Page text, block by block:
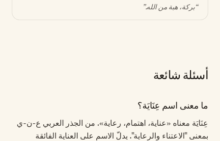
“بركة، هبة من الله.”
أسئلة شائعة
ما معنى اسم عِنَايَة؟
عِنَايَة معناه «عناية، اهتمام، رعاية». من الجذر العربي ع-ن-ي
بمعنى "الاعتناء والرعاية". يدلّ الاسم على العناية الفائقة